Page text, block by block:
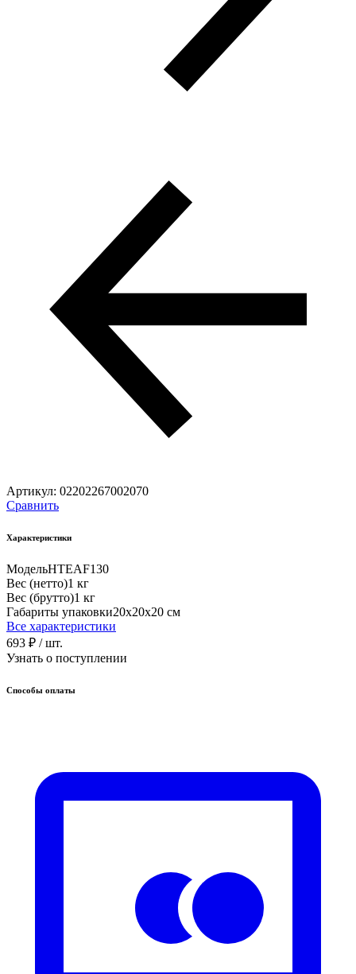
Артикул: 02202267002070
Сравнить
Характеристики
МодельHTEAF130
Вес (нетто)1 кг
Вес (брутто)1 кг
Габариты упаковки20х20х20 см
Все характеристики
693 ₽ / шт.
Узнать о поступлении
Способы оплаты